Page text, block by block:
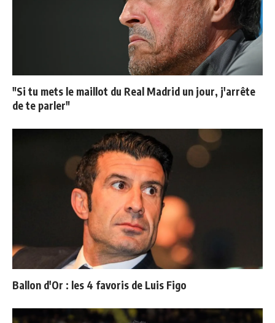
"Si tu mets le maillot du Real Madrid un jour, j'arrête
de te parler"
Ballon d'Or : les 4 favoris de Luis Figo